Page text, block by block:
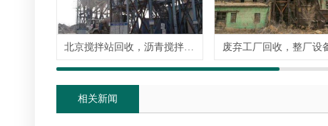
北京搅拌站回收，沥青搅拌站设备回收 废弃工厂回收，整厂设
相关新闻